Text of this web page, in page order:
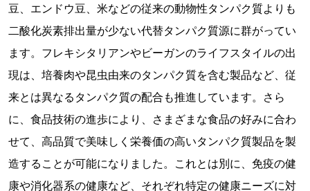
豆、エンドウ豆、米などの従来の動物性タンパク質よりも
二酸化炭素排出量が少ない代替タンパク質源に群がってい
ます。フレキシタリアンやビーガンのライフスタイルの出
現は、培養肉や昆虫由来のタンパク質を含む製品など、従
来とは異なるタンパク質の配合も推進しています。さら
に、食品技術の進歩により、さまざまな食品の好みに合わ
せて、高品質で美味しく栄養価の高いタンパク質製品を製
造することが可能になりました。これとは別に、免疫の健
康や消化器系の健康など、それぞれ特定の健康ニーズに対